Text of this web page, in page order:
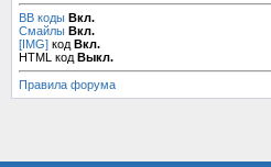
BB коды Вкл.
Смайлы Вкл.
[IMG] код Вкл.
HTML код Выкл.
Правила форума